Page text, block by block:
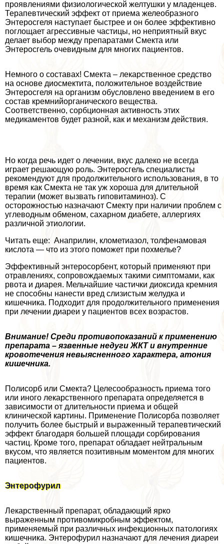
проявлениями физиологической желтушки у младенцев.
Терапевтический эффект от приема желеобразного
Энтеросгеля наступает быстрее и он более эффективно
поглощает агрессивные частицы, но неприятный вкус
делает выбор между препаратами Смекта или
Энтеросгель очевидным для многих пациентов.
Немного о составах! Смекта – лекарственное средство
на основе диосмектита, положительное воздействие
Энтеросгеля на организм обусловлено введением в его
состав кремнийорганического вещества.
Соответственно, сорбционная активность этих
медикаментов будет разной, как и механизм действия.
Но когда речь идет о лечении, вкус далеко не всегда
играет решающую роль. Энтеросгель специалисты
рекомендуют для продолжительного использования, в то
время как Смекта не так уж хороша для длительной
терапии (может вызвать гиповитаминоз). С
осторожностью назначают Смекту при наличии проблем с
углеводным обменом, сахарном диабете, аллергиях
различной этиологии.
Читать еще: Анаприлин, клометиазол, толфенамовая
кислота — что из этого поможет при похмелье?
Эффективный энтеросорбент, который применяют при
отравлениях, сопровождаемых такими симптомами, как
рвота и диарея. Мельчайшие частички диоксида кремния
не способны нанести вред слизистым желудка и
кишечника. Подходит для продолжительного применения
при лечении диареи у пациентов всех возрастов.
Внимание! Среди противопоказаний к применению
препарата – язвенные недуги ЖКТ и внутренние
кровотечения невыясненного хаpaктера, атония
кишечника.
Полисорб или Смекта? Целесообразность приема того
или иного лекарственного препарата определяется в
зависимости от длительности приема и общей
клинической картины. Применение Полисорба позволяет
получить более быстрый и выраженный терапевтический
эффект благодаря большей площади сорбирования
частиц. Кроме того, препарат обладает нейтральным
вкусом, что является позитивным моментом для многих
пациентов.
Энтерофурил
Лекарственный препарат, обладающий ярко
выраженным противомикробным эффектом,
применяемый при различных инфекционных патологиях
кишечника. Энтерофурил назначают для лечения диареи